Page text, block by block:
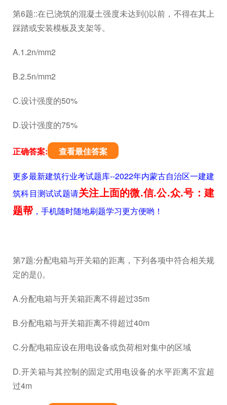
第6题::在已浇筑的混凝土强度未达到()以前，不得在其上
踩踏或安装模板及支架等。
A.1.2n/mm2
B.2.5n/mm2
C.设计强度的50%
D.设计强度的75%
正确答案: 查看最佳答案
更多最新建筑行业考试题库--2022年内蒙古自治区一建建
筑科目测试试题请关注上面的微.信.公.众.号：建
题帮 ，手机随时随地刷题学习更方便哟！
第7题:分配电箱与开关箱的距离，下列各项中符合相关规
定的是()。
A.分配电箱与开关箱距离不得超过35m
B.分配电箱与开关箱距离不得超过40m
C.分配电箱应设在用电设备或负荷相对集中的区域
D.开关箱与其控制的固定式用电设备的水平距离不宜超
过4m